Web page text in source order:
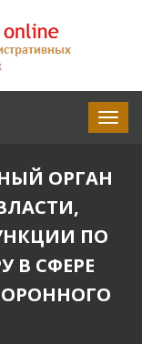
ОРГАН
ПО
В СФЕРЕ